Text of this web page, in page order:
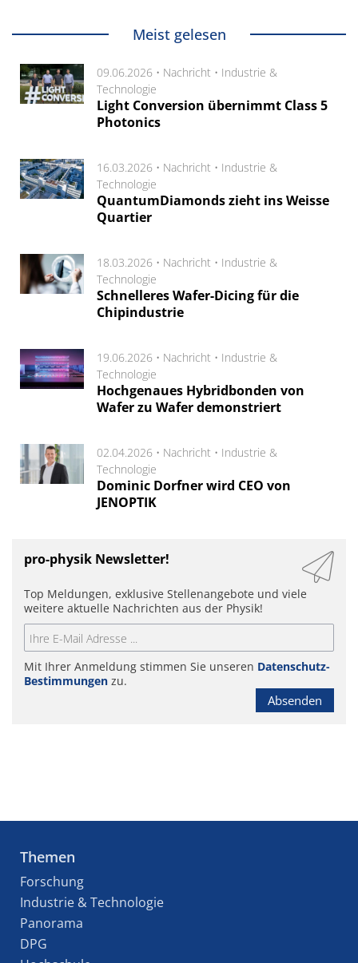
Meist gelesen
09.06.2026 • Nachricht • Industrie &
Technologie
Light Conversion übernimmt Class 5
Photonics
16.03.2026 • Nachricht • Industrie &
Technologie
QuantumDiamonds zieht ins Weisse
Quartier
18.03.2026 • Nachricht • Industrie &
Technologie
Schnelleres Wafer-Dicing für die
Chipindustrie
19.06.2026 • Nachricht • Industrie &
Technologie
Hochgenaues Hybridbonden von
Wafer zu Wafer demonstriert
02.04.2026 • Nachricht • Industrie &
Technologie
Dominic Dorfner wird CEO von
JENOPTIK
pro-physik Newsletter!
Top Meldungen, exklusive Stellenangebote und viele
weitere aktuelle Nachrichten aus der Physik!
Mit Ihrer Anmeldung stimmen Sie unseren Datenschutz-
Bestimmungen zu.
Absenden
Themen
Forschung
Industrie & Technologie
Panorama
DPG